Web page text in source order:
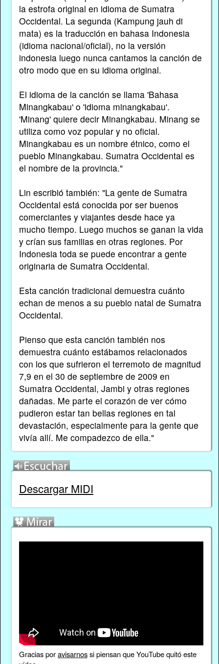
la estrofa original en idioma de Sumatra
Occidental. La segunda (Kampung jauh di
mata) es la traducción en bahasa Indonesia
(idioma nacional/oficial), no la versión
indonesia luego nunca cantamos la canción de
otro modo que en su idioma original.
El idioma de la canción se llama 'Bahasa
Minangkabau' o 'idioma minangkabau'.
'Minang' quiere decir Minangkabau. Minang se
utiliza como voz popular y no oficial.
Minangkabau es un nombre étnico, como el
pueblo Minangkabau. Sumatra Occidental es
el nombre de la provincia."
Lin escribió también: "La gente de Sumatra
Occidental está conocida por ser buenos
comerciantes y viajantes desde hace ya
mucho tiempo. Luego muchos se ganan la vida
y crían sus familias en otras regiones. Por
Indonesia toda se puede encontrar a gente
originaria de Sumatra Occidental.
Esta canción tradicional demuestra cuánto
echan de menos a su pueblo natal de Sumatra
Occidental.
Pienso que esta canción también nos
demuestra cuánto estábamos relacionados
con los que sufrieron el terremoto de magnitud
7,9 en el 30 de septiembre de 2009 en
Sumatra Occidental, Jambi y otras regiones
dañadas. Me parte el corazón de ver cómo
pudieron estar tan bellas regiones en tal
devastación, especialmente para la gente que
vivía allí. Me compadezco de ella."
Descargar MIDI
Gracias poravisarnossi piensan que YouTube quitó este